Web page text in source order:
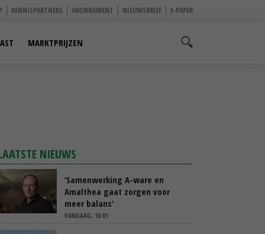
KENNISPARTNERS ABONNEMENT NIEUWSBRIEF E-PAPER
MARKTPRIJZEN
NIEUWS
‘Samenwerking A-ware en
Amalthea gaat zorgen voor
meer balans’
VANDAAG, 16:01